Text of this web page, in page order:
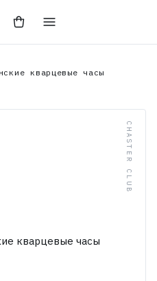
кварцевые часы
CHASTER CLUB